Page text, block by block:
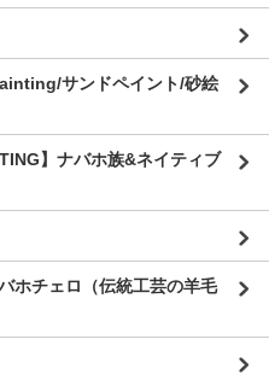
サンドペイント/砂絵
】ナバホ族&ネイティブ
ホチェロ（伝統工芸の羊毛